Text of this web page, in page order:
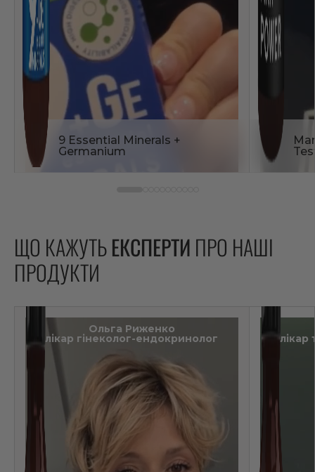
9 Essential Minerals +
Germanium
ЩО КАЖУТЬЕКСПЕРТИ ПРО НАШІ
ПРОДУКТИ
Ольга Риженко
лікар гінеколог-ендокринолог лікар